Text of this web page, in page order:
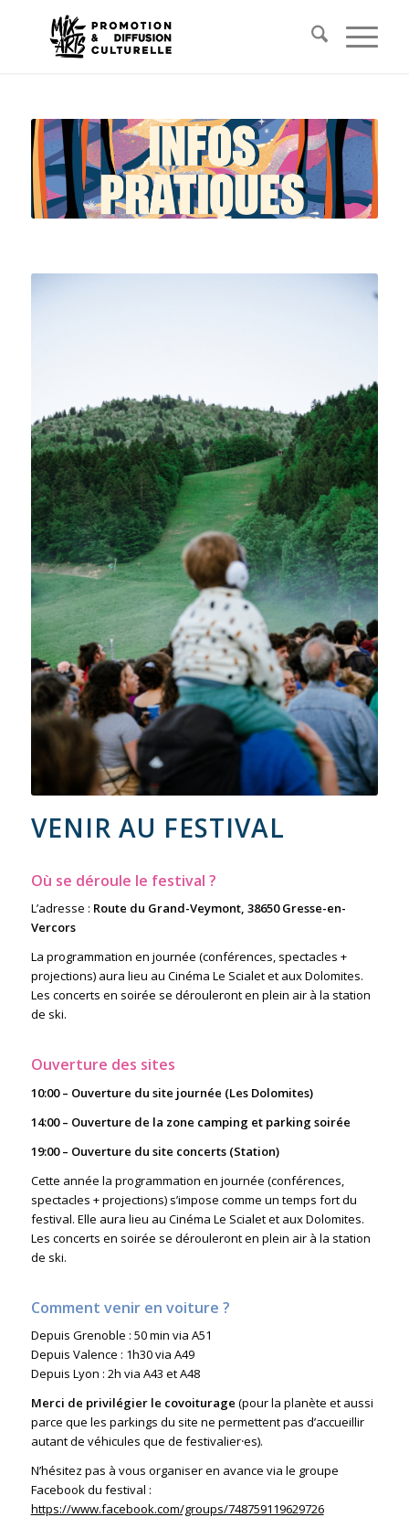
VENIR AU FESTIVAL
Où se déroule le festival ?
L’adresse : Route du Grand-Veymont, 38650 Gresse-en-
Vercors
La programmation en journée (conférences, spectacles +
projections) aura lieu au Cinéma Le Scialet et aux Dolomites.
Les concerts en soirée se dérouleront en plein air à la station
de ski.
Ouverture des sites
10:00 – Ouverture du site journée (Les Dolomites)
14:00 – Ouverture de la zone camping et parking soirée
19:00 – Ouverture du site concerts (Station)
Cette année la programmation en journée (conférences,
spectacles + projections) s’impose comme un temps fort du
festival. Elle aura lieu au Cinéma Le Scialet et aux Dolomites.
Les concerts en soirée se dérouleront en plein air à la station
de ski.
Comment venir en voiture ?
Depuis Grenoble : 50 min via A51
Depuis Valence : 1h30 via A49
Depuis Lyon : 2h via A43 et A48
Merci de privilégier le covoiturage (pour la planète et aussi
parce que les parkings du site ne permettent pas d’accueillir
autant de véhicules que de festivalier·es).
N’hésitez pas à vous organiser en avance via le groupe
Facebook du festival :
https://www.facebook.com/groups/748759119629726